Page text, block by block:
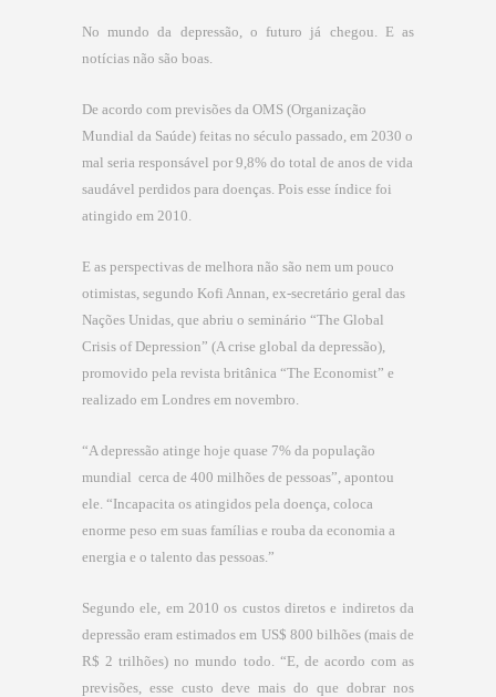
No mundo da depressão, o futuro já chegou. E as
notícias não são boas.
De acordo com previsões da OMS (Organização
Mundial da Saúde) feitas no século passado, em 2030 o
mal seria responsável por 9,8% do total de anos de vida
saudável perdidos para doenças. Pois esse índice foi
atingido em 2010.
E as perspectivas de melhora não são nem um pouco
otimistas, segundo Kofi Annan, ex-secretário geral das
Nações Unidas, que abriu o seminário “The Global
Crisis of Depression” (A crise global da depressão),
promovido pela revista britânica “The Economist” e
realizado em Londres em novembro.
“A depressão atinge hoje quase 7% da população
mundial  cerca de 400 milhões de pessoas”, apontou
ele. “Incapacita os atingidos pela doença, coloca
enorme peso em suas famílias e rouba da economia a
energia e o talento das pessoas.”
Segundo ele, em 2010 os custos diretos e indiretos da
depressão eram estimados em US$ 800 bilhões (mais de
R$ 2 trilhões) no mundo todo. “E, de acordo com as
previsões, esse custo deve mais do que dobrar nos